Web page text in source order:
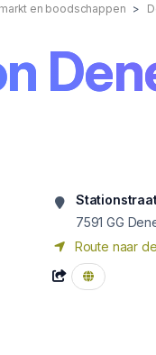
en boodschappen
7591 GG
Route naar